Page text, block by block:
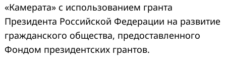
«Камерата» с использованием гранта
Президента Российской Федерации на развитие
гражданского общества, предоставленного
Фондом президентских грантов.